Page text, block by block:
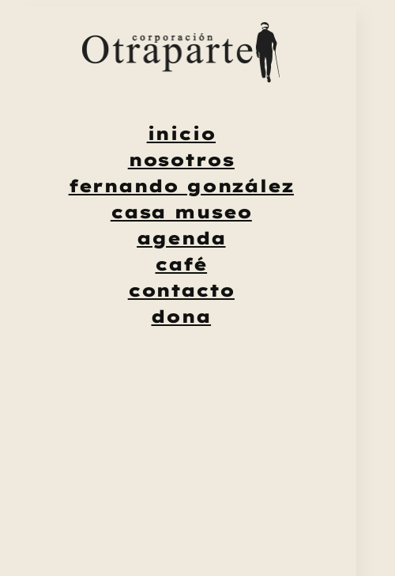
inicio
nosotros
fernando gonzález
casa museo
agenda
café
contacto
dona